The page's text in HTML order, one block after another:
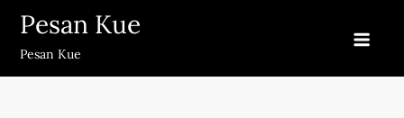
Skip
content
Pesan Kue
Pesan Kue